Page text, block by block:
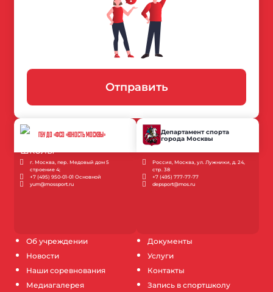
Об учреждении
Новости
Наши соревнования
Медиагалерея
Документы
Услуги
Контакты
Запись в спортшколу
Отправить
ГБУ ДО «ФСО «ЮНОСТЬ МОСКВЫ»
г. Москва, пер. Медовый дом 5
строение 4;
+7 (495) 950-01-01 Основной
yum@mossport.ru
Департамент спорта
города Москвы
Россия, Москва, ул. Лужники, д. 24,
стр. 38
+7 (495) 777-77-77
depsport@mos.ru